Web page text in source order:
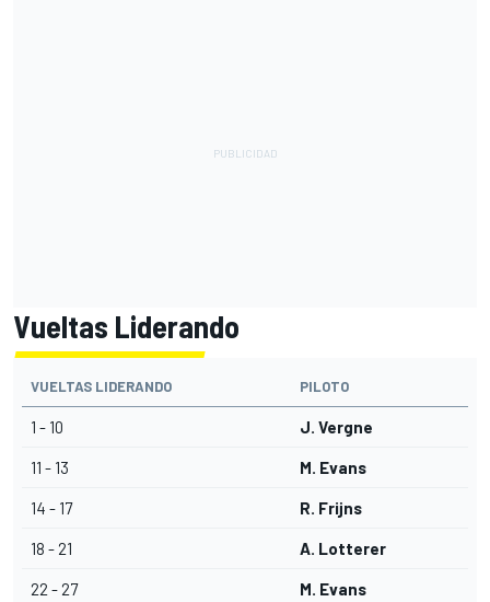
Vueltas Liderando
VUELTAS LIDERANDO PILOTO
1 - 10 J. Vergne
11 - 13 M. Evans
14 - 17 R. Frijns
18 - 21 A. Lotterer
22 - 27 M. Evans